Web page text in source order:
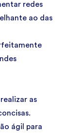
redes
ao das
as
ágil para